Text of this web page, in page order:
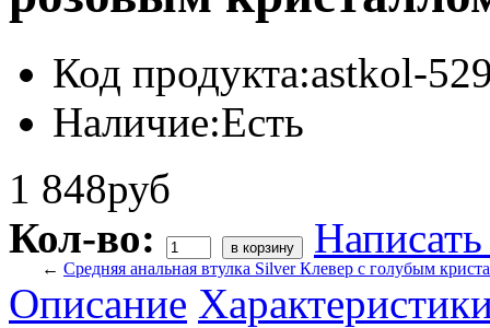
Код продукта:astkol-
Наличие:Есть
1 848руб
Кол-во:
← Средняя анальная втулка Silver Клевер с голубым
Описание